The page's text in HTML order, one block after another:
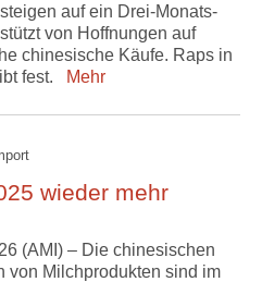
auf ein Drei-Monats-
von Hoffnungen auf
chinesische Käufe. Raps in
fest.
Mehr
wieder mehr
(AMI) – Die chinesischen
von Milchprodukten sind im